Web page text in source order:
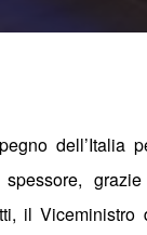
dell’Italia
il Viceministro